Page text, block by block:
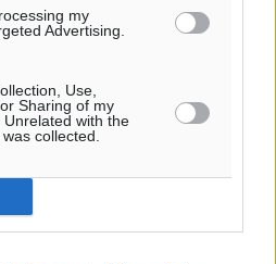
my
Advertising.
Use,
Sharing of my
with the
collected.
από συλλογικές
“πάτο” της ΕΕ
αύριο ο Άδωνις Γεωργιάδης